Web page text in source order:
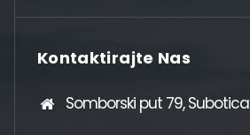
Kontaktirajte Nas
Somborski put 79, Subotica